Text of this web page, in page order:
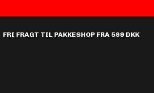
FRI FRAGT TIL PAKKESHOP FRA 599 DKK